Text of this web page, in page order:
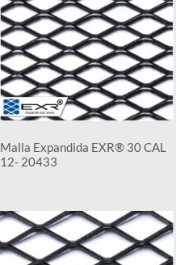
Malla Expandida EXR® 30 CAL
12- 20433